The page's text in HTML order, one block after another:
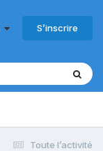
S’inscrire
Toute l’activité